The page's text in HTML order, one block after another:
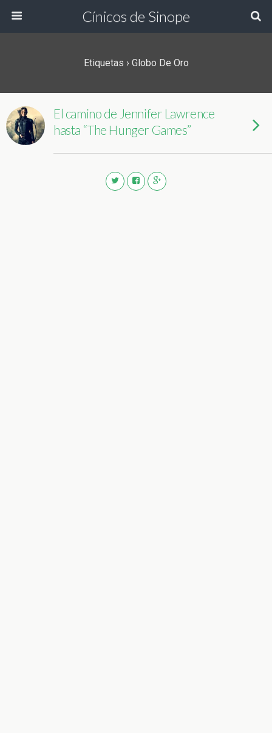
Cínicos de Sinope
Etiquetas › Globo De Oro
El camino de Jennifer Lawrence
hasta “The Hunger Games”